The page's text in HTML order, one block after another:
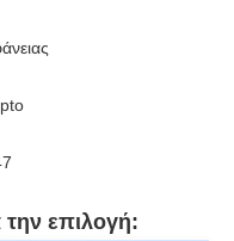
την επιλογή: